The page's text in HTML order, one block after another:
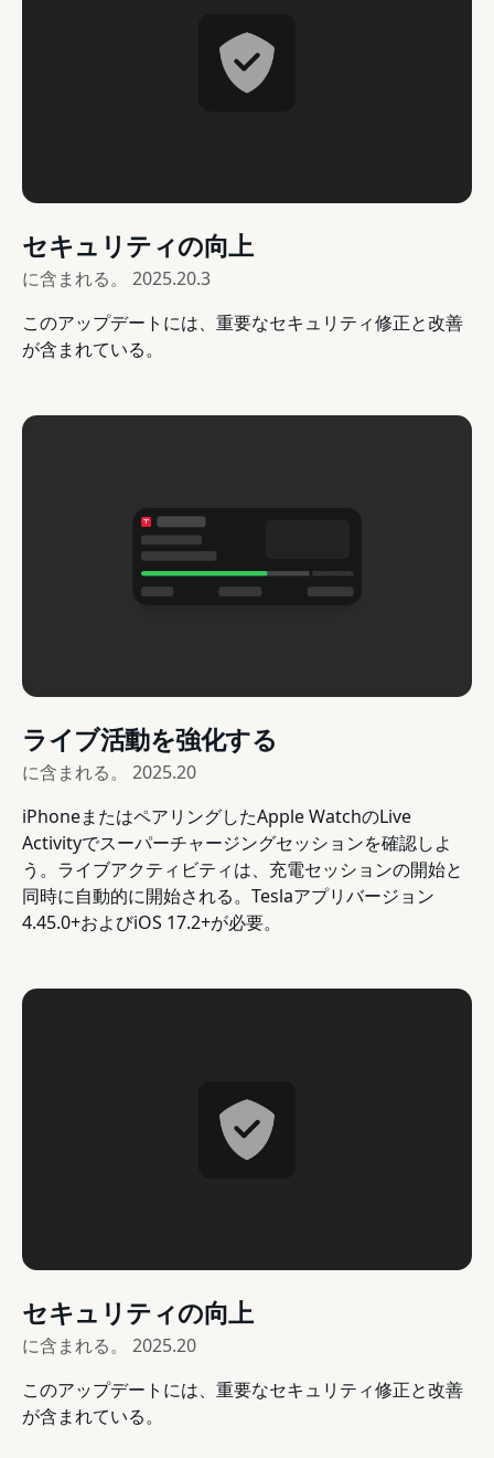
セキュリティの向上
に含まれる。 2025.20.3
このアップデートには、重要なセキュリティ修正と改善
が含まれている。
ライブ活動を強化する
に含まれる。 2025.20
iPhoneまたはペアリングしたApple WatchのLive
Activityでスーパーチャージングセッションを確認しよ
う。ライブアクティビティは、充電セッションの開始と
同時に自動的に開始される。Teslaアプリバージョン
4.45.0+およびiOS 17.2+が必要。
セキュリティの向上
に含まれる。 2025.20
このアップデートには、重要なセキュリティ修正と改善
が含まれている。